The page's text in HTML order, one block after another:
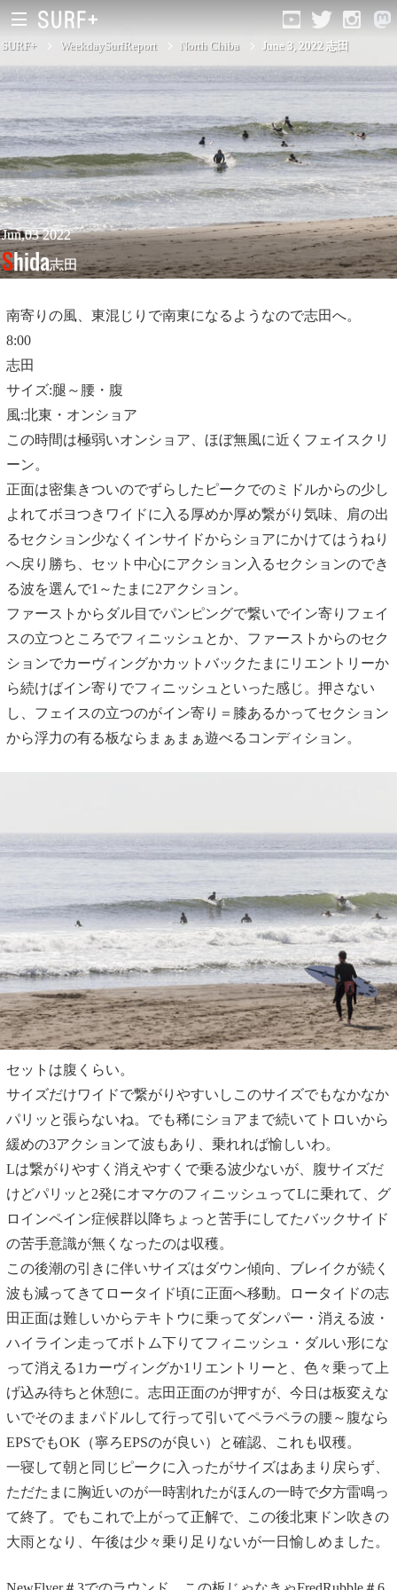
South Ibaraki
North Chiba
South Chiba
Unusually
Video Logs
SURF+ WeekdaySurfReport North Chiba June 3, 2022 志田
Jun,03 2022
Shida志田
南寄りの風、東混じりで南東になるようなので志田へ。
8:00
志田
サイズ:腿～腰・腹
風:北東・オンショア
この時間は極弱いオンショア、ほぼ無風に近くフェイスクリ
ーン。
正面は密集きついのでずらしたピークでのミドルからの少し
よれてボヨつきワイドに入る厚めか厚め繋がり気味、肩の出
るセクション少なくインサイドからショアにかけてはうねり
へ戻り勝ち、セット中心にアクション入るセクションのでき
る波を選んで1～たまに2アクション。
ファーストからダル目でパンピングで繋いでイン寄りフェイ
スの立つところでフィニッシュとか、ファーストからのセク
ションでカーヴィングかカットバックたまにリエントリーか
ら続けばイン寄りでフィニッシュといった感じ。押さない
し、フェイスの立つのがイン寄り＝膝あるかってセクション
から浮力の有る板ならまぁまぁ遊べるコンディション。
セットは腹くらい。
サイズだけワイドで繋がりやすいしこのサイズでもなかなか
パリッと張らないね。でも稀にショアまで続いてトロいから
緩めの3アクションて波もあり、乗れれば愉しいわ。
Lは繋がりやすく消えやすくで乗る波少ないが、腹サイズだ
けどパリッと2発にオマケのフィニッシュってLに乗れて、グ
ロインペイン症候群以降ちょっと苦手にしてたバックサイド
の苦手意識が無くなったのは収穫。
この後潮の引きに伴いサイズはダウン傾向、ブレイクが続く
波も減ってきてロータイド頃に正面へ移動。ロータイドの志
田正面は難しいからテキトウに乗ってダンパー・消える波・
ハイライン走ってボトム下りてフィニッシュ・ダルい形にな
って消える1カーヴィングか1リエントリーと、色々乗って上
げ込み待ちと休憩に。志田正面のが押すが、今日は板変えな
いでそのままパドルして行って引いてペラペラの腰～腹なら
EPSでもOK（寧ろEPSのが良い）と確認、これも収穫。
一寝して朝と同じピークに入ったがサイズはあまり戻らず、
ただたまに胸近いのが一時割れたがほんの一時で夕方雷鳴っ
て終了。でもこれで上がって正解で、この後北東ドン吹きの
大雨となり、午後は少々乗り足りないが一日愉しめました。